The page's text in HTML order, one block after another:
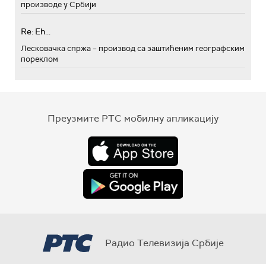
производе у Србији
Re: Eh...
Лесковачка спржа – производ са заштићеним географским
пореклом
Преузмите РТС мобилну апликацију
Радио Телевизија Србије